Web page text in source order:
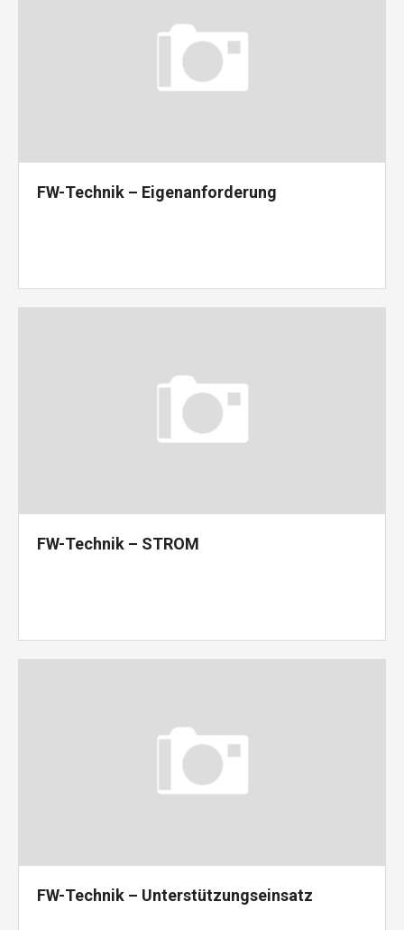
FW-Technik – Eigenanforderung
FW-Technik – STROM
FW-Technik – Unterstützungseinsatz